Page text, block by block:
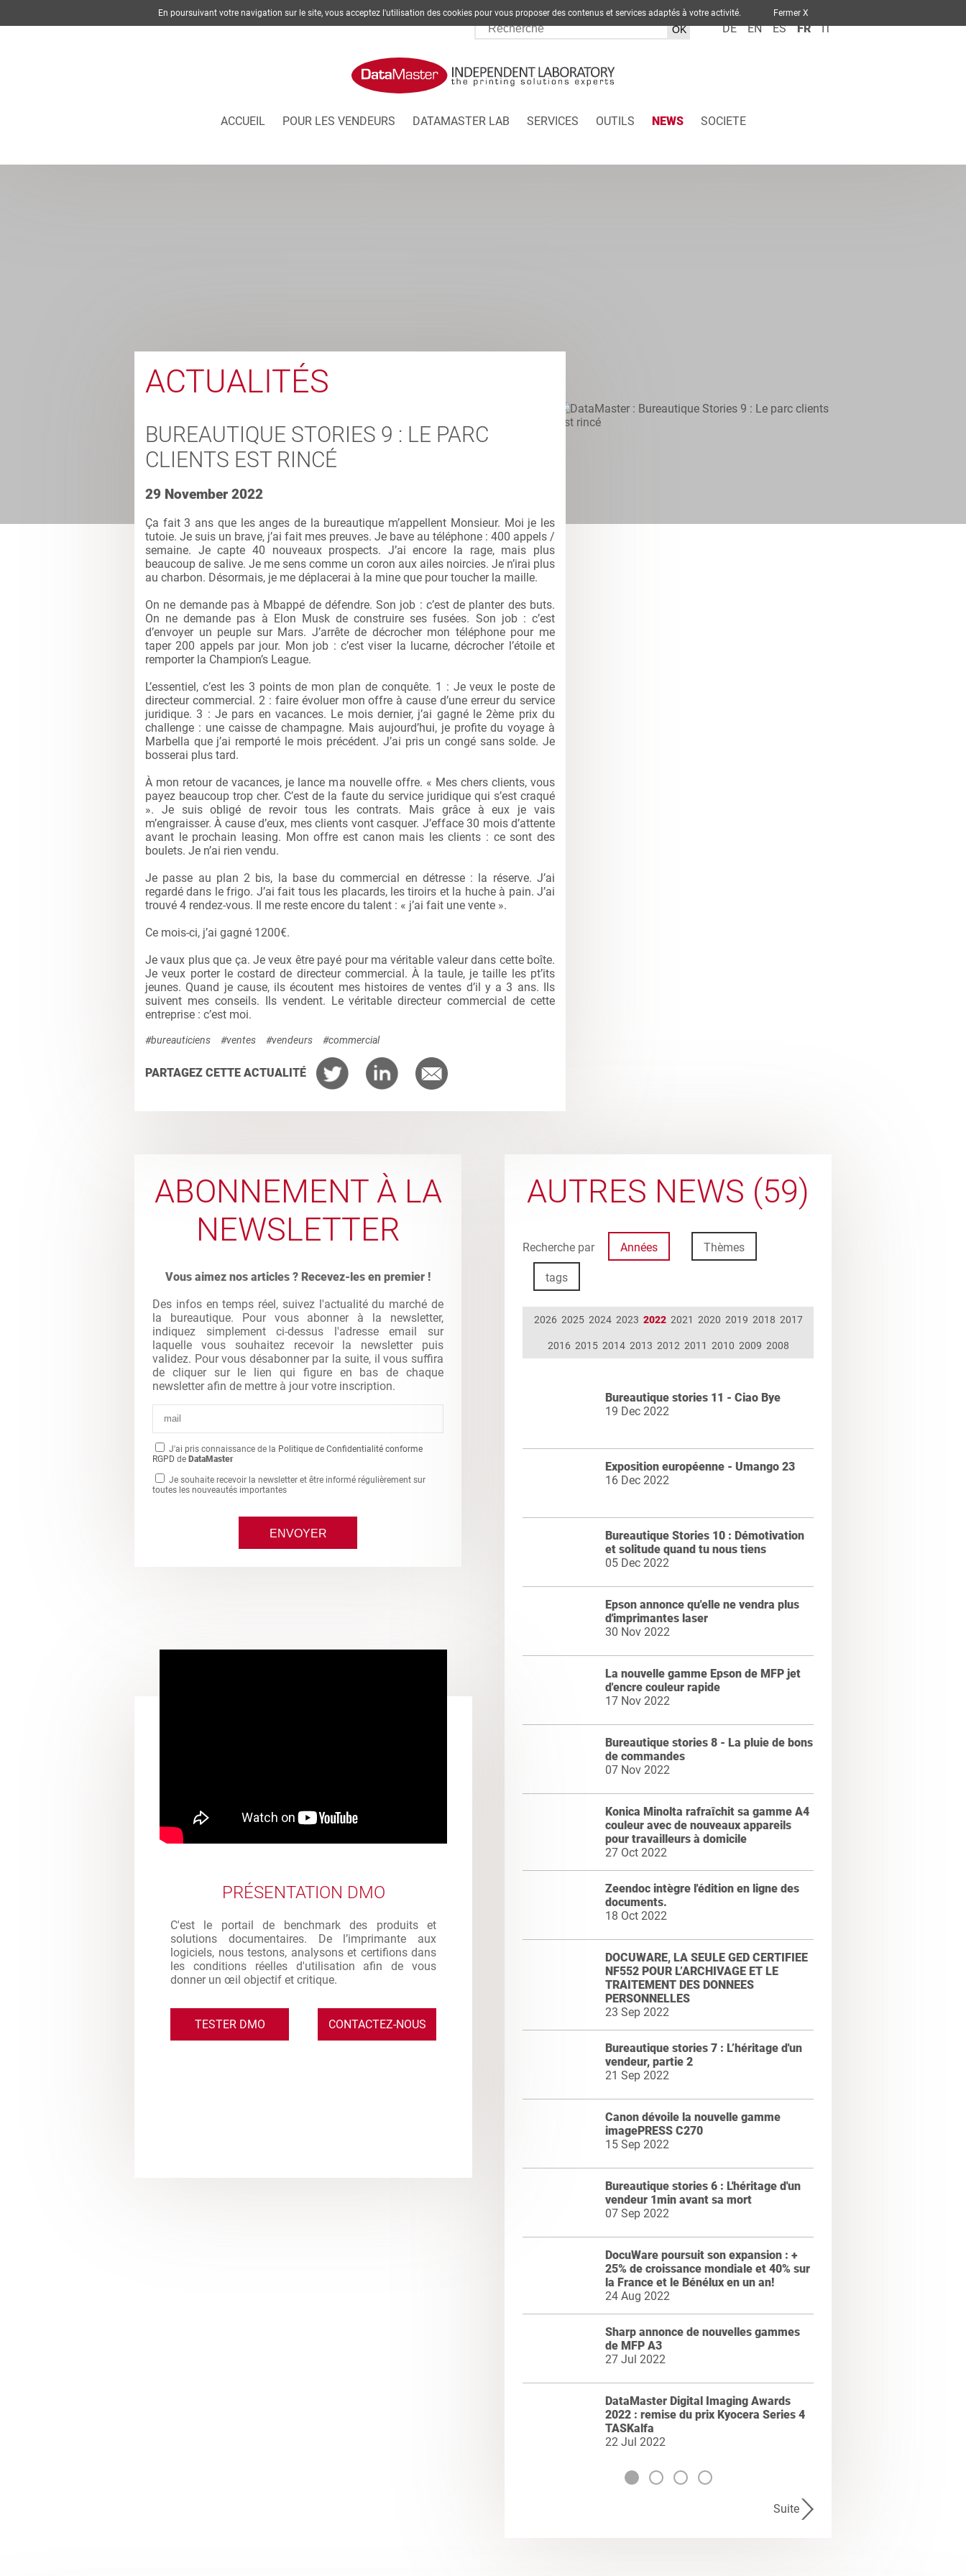
DE EN ES FR IT
ACCUEIL POUR LES VENDEURS DATAMASTER LAB SERVICES OUTILS NEWS SOCIETE
ACTUALITÉS
BUREAUTIQUE STORIES 9 : LE PARC
CLIENTS EST RINCÉ
29 November 2022
Ça fait 3 ans que les anges de la bureautique m’appellent Monsieur. Moi je les
tutoie. Je suis un brave, j’ai fait mes preuves. Je bave au téléphone : 400 appels /
semaine. Je capte 40 nouveaux prospects. J’ai encore la rage, mais plus
beaucoup de salive. Je me sens comme un coron aux ailes noircies. Je n’irai plus
au charbon. Désormais, je me déplacerai à la mine que pour toucher la maille.
On ne demande pas à Mbappé de défendre. Son job : c’est de planter des buts.
On ne demande pas à Elon Musk de construire ses fusées. Son job : c’est
d’envoyer un peuple sur Mars. J’arrête de décrocher mon téléphone pour me
taper 200 appels par jour. Mon job : c’est viser la lucarne, décrocher l’étoile et
remporter la Champion’s League.
L’essentiel, c’est les 3 points de mon plan de conquête. 1 : Je veux le poste de
directeur commercial. 2 : faire évoluer mon offre à cause d’une erreur du service
juridique. 3 : Je pars en vacances. Le mois dernier, j’ai gagné le 2ème prix du
challenge : une caisse de champagne. Mais aujourd’hui, je profite du voyage à
Marbella que j’ai remporté le mois précédent. J’ai pris un congé sans solde. Je
bosserai plus tard.
À mon retour de vacances, je lance ma nouvelle offre. « Mes chers clients, vous
payez beaucoup trop cher. C’est de la faute du service juridique qui s’est craqué
». Je suis obligé de revoir tous les contrats. Mais grâce à eux je vais
m’engraisser. À cause d’eux, mes clients vont casquer. J’efface 30 mois d’attente
avant le prochain leasing. Mon offre est canon mais les clients : ce sont des
boulets. Je n’ai rien vendu.
Je passe au plan 2 bis, la base du commercial en détresse : la réserve. J’ai
regardé dans le frigo. J’ai fait tous les placards, les tiroirs et la huche à pain. J’ai
trouvé 4 rendez-vous. Il me reste encore du talent : « j’ai fait une vente ».
Ce mois-ci, j’ai gagné 1200€.
Je vaux plus que ça. Je veux être payé pour ma véritable valeur dans cette boîte.
Je veux porter le costard de directeur commercial. À la taule, je taille les pt’its
jeunes. Quand je cause, ils écoutent mes histoires de ventes d’il y a 3 ans. Ils
suivent mes conseils. Ils vendent. Le véritable directeur commercial de cette
entreprise : c’est moi.
#bureauticiens #ventes #vendeurs #commercial
PARTAGEZ CETTE ACTUALITÉ
ABONNEMENT À LA
NEWSLETTER
Vous aimez nos articles ? Recevez-les en premier !
Des infos en temps réel, suivez l'actualité du marché de
la bureautique. Pour vous abonner à la newsletter,
indiquez simplement ci-dessus l'adresse email sur
laquelle vous souhaitez recevoir la newsletter puis
validez. Pour vous désabonner par la suite, il vous suffira
de cliquer sur le lien qui figure en bas de chaque
newsletter afin de mettre à jour votre inscription.
J'ai pris connaissance de la Politique de Confidentialité conforme
RGPD de DataMaster
Je souhaite recevoir la newsletter et être informé régulièrement sur
toutes les nouveautés importantes
PRÉSENTATION DMO
C'est le portail de benchmark des produits et
solutions documentaires. De l’imprimante aux
logiciels, nous testons, analysons et certifions dans
les conditions réelles d'utilisation afin de vous
donner un œil objectif et critique.
TESTER DMO CONTACTEZ-NOUS
AUTRES NEWS (59)
Recherche par Années Thèmes
tags
2026 2025 2024 2023 2022 2021 2020 2019 2018 2017
2016 2015 2014 2013 2012 2011 2010 2009 2008
Bureautique stories 11 - Ciao Bye
19 Dec 2022
Exposition européenne - Umango 23
16 Dec 2022
Bureautique Stories 10 : Démotivation
et solitude quand tu nous tiens
05 Dec 2022
Epson annonce qu'elle ne vendra plus
d'imprimantes laser
30 Nov 2022
La nouvelle gamme Epson de MFP jet
d'encre couleur rapide
17 Nov 2022
Bureautique stories 8 - La pluie de bons
de commandes
07 Nov 2022
Konica Minolta rafraîchit sa gamme A4
couleur avec de nouveaux appareils
pour travailleurs à domicile
27 Oct 2022
Zeendoc intègre l'édition en ligne des
documents.
18 Oct 2022
DOCUWARE, LA SEULE GED CERTIFIEE
NF552 POUR L’ARCHIVAGE ET LE
TRAITEMENT DES DONNEES
PERSONNELLES
23 Sep 2022
Bureautique stories 7 : L’héritage d'un
vendeur, partie 2
21 Sep 2022
Canon dévoile la nouvelle gamme
imagePRESS C270
15 Sep 2022
Bureautique stories 6 : L'héritage d'un
vendeur 1min avant sa mort
07 Sep 2022
DocuWare poursuit son expansion : +
25% de croissance mondiale et 40% sur
la France et le Bénélux en un an!
24 Aug 2022
Sharp annonce de nouvelles gammes
de MFP A3
27 Jul 2022
DataMaster Digital Imaging Awards
2022 : remise du prix Kyocera Series 4
TASKalfa
22 Jul 2022
Suite
En poursuivant votre navigation sur le site, vous acceptez l'utilisation des cookies pour vous proposer des contenus et services adaptés à votre activité. Fermer X